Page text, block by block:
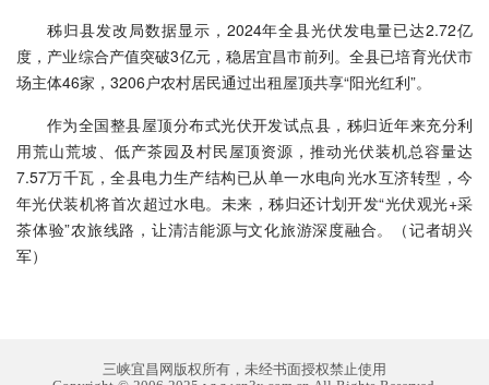
秭归县发改局数据显示，2024年全县光伏发电量已达2.72亿
度，产业综合产值突破3亿元，稳居宜昌市前列。全县已培育光伏市
场主体46家，3206户农村居民通过出租屋顶共享“阳光红利”。
作为全国整县屋顶分布式光伏开发试点县，秭归近年来充分利
用荒山荒坡、低产茶园及村民屋顶资源，推动光伏装机总容量达
7.57万千瓦，全县电力生产结构已从单一水电向光水互济转型，今
年光伏装机将首次超过水电。未来，秭归还计划开发“光伏观光+采
茶体验”农旅线路，让清洁能源与文化旅游深度融合。（记者胡兴
军）
三峡宜昌网版权所有，未经书面授权禁止使用